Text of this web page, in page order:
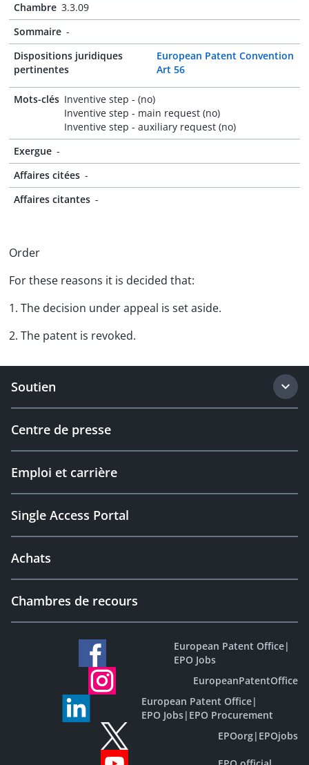
Chambre 3.3.09
Sommaire -
Dispositions juridiques
pertinentes
European Patent Convention
Art 56
Mots-clés Inventive step - (no)
Inventive step - main request (no)
Inventive step - auxiliary request (no)
Exergue -
Affaires citées -
Affaires citantes -
Order
For these reasons it is decided that:
1. The decision under appeal is set aside.
2. The patent is revoked.
Soutien
Centre de presse
Emploi et carrière
Single Access Portal
Achats
Chambres de recours
European Patent Office|
EPO Jobs
EuropeanPatentOffice
European Patent Office|
EPO Jobs| EPO Procurement
EPOorg| EPOjobs